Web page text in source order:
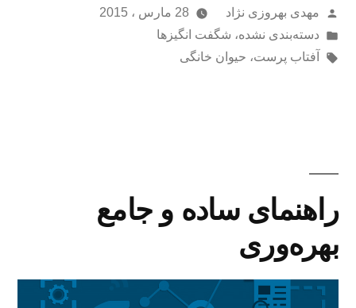
از
مهدی بهروزی نژاد
28 مارس ، 2015
ارسال
شده
دسته‌بندی نشده، شگفت انگیزها
برچسب‌ها:
آفتاب پرست، حیوان خانگی
راهنمای ساده و جامع
بهره‌وری